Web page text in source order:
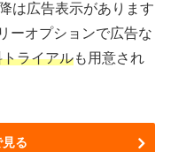
は広告表示があります
ーオプションで広告な
ライアルも用意され
る